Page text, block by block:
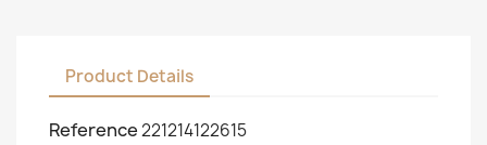
Product Details
Reference221214122615